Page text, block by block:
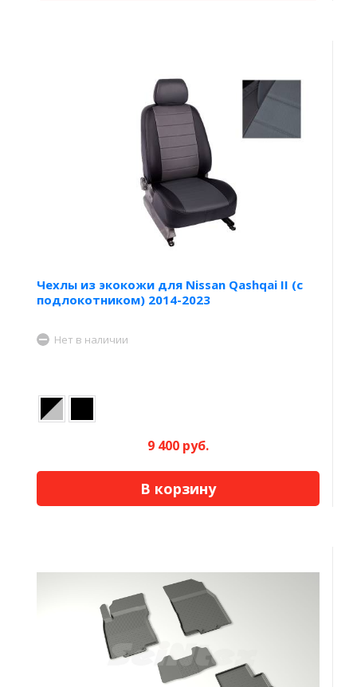
Чехлы из экокожи для Nissan Qashqai II (c
подлокотником) 2014-2023
Нет в наличии
9 400 руб.
В корзину